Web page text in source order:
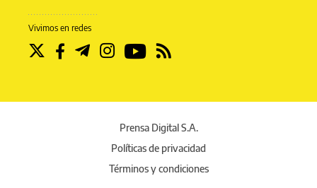
Vivimos en redes
Prensa Digital S.A.
Políticas de privacidad
Términos y condiciones